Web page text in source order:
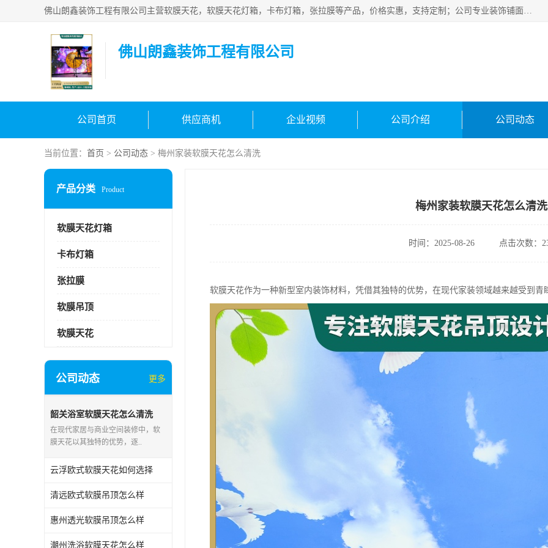
佛山朗鑫装饰工程有限公司主营软膜天花，软膜天花灯箱，卡布灯箱，张拉膜等产品，价格实惠，支持定制；公司专业装饰铺面，家居，会展特装，软膜等工程，技能精良人员，安装快、价格合理，质量保证、热诚与各方有识人士合作，欢迎新老客户来电咨询。
佛山朗鑫装饰工程有限公司
公司首页 供应商机 企业视频 公司介绍 公司动态
当前位置： 首页 > 公司动态 > 梅州家装软膜天花怎么清洗
产品分类 Product
软膜天花灯箱
卡布灯箱
张拉膜
软膜吊顶
软膜天花
公司动态 更多
韶关浴室软膜天花怎么清洗
在现代家居与商业空间装修中，软
膜天花以其独特的优势，逐..
云浮欧式软膜天花如何选择
清远欧式软膜吊顶怎么样
惠州透光软膜吊顶怎么样
潮州洗浴软膜天花怎么样
梅州家装软膜天花怎么清洗
时间：2025-08-26 点击次数：
软膜天花作为一种新型室内装饰材料，凭借其独特的优势，在现代家装领域越来越受到青